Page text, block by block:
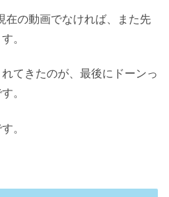
在の動画でなければ、また先
。
てきたのが、最後にドーンっ
。
。